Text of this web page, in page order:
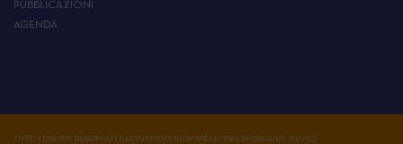
PUBBLICAZIONI
AGENDA
TUTTI I DIRITTI RISERVATI ALL'INSTITUT EUROPÉEN DES MUSIQUES JUIVES